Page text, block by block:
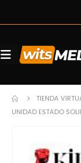
TIENDA
UNIDAD ESTADO